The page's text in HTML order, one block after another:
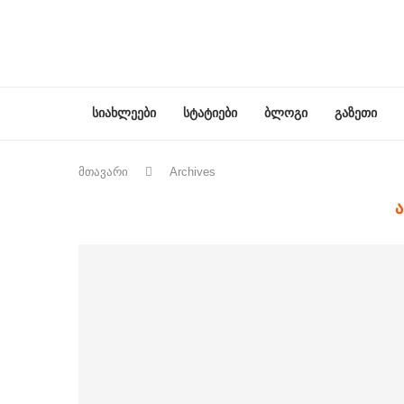
სიახლეები სტატიები ბლოგი გაზეთი
მთავარი Archives